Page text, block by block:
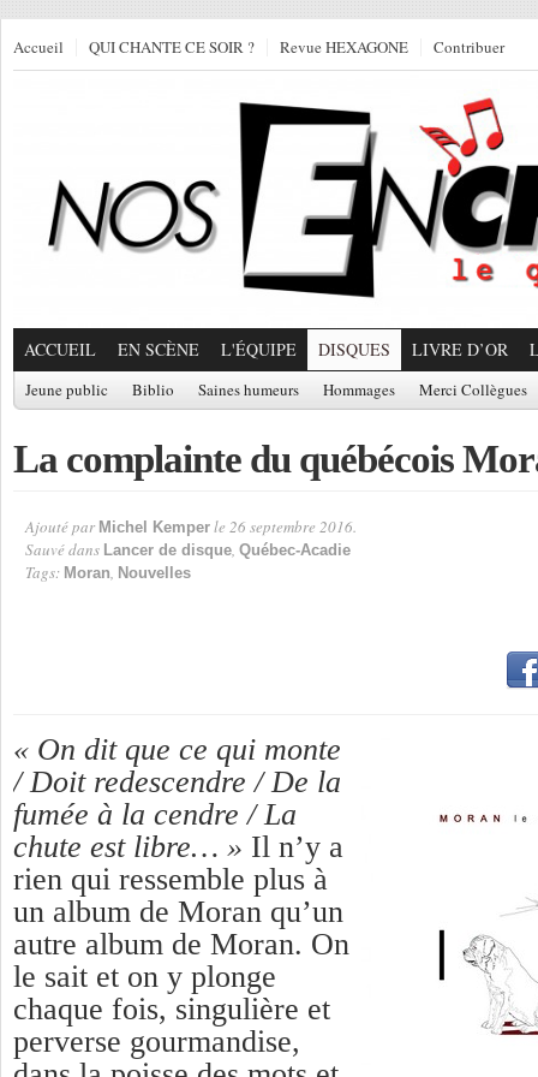
Accueil QUI CHANTE CE SOIR ? Revue HEXAGONE Contribuer
ACCUEIL EN SCÈNE L'ÉQUIPE DISQUES LIVRE D’OR
Jeune public Biblio Saines humeurs Hommages Merci Collègues
La complainte du québécois
Ajouté par Michel Kemper le 26 septembre 2016.
Sauvé dans Lancer de disque, Québec-Acadie
Tags: Moran, Nouvelles
« On dit que ce qui monte
/ Doit redescendre / De la
fumée à la cendre / La
chute est libre… » Il n’y a
rien qui ressemble plus à
un album de Moran qu’un
autre album de Moran. On
le sait et on y plonge
chaque fois, singulière et
perverse gourmandise,